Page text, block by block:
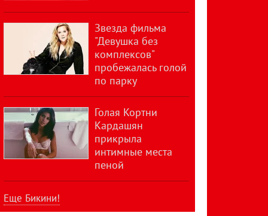
Звезда фильма
"Девушка без
комплексов"
пробежалась голой
по парку
Голая Кортни
Кардашян
прикрыла
интимные места
пеной
Еще Бикини!